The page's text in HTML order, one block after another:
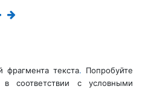
фрагмента текста. Попробуйте
соответствии с условными